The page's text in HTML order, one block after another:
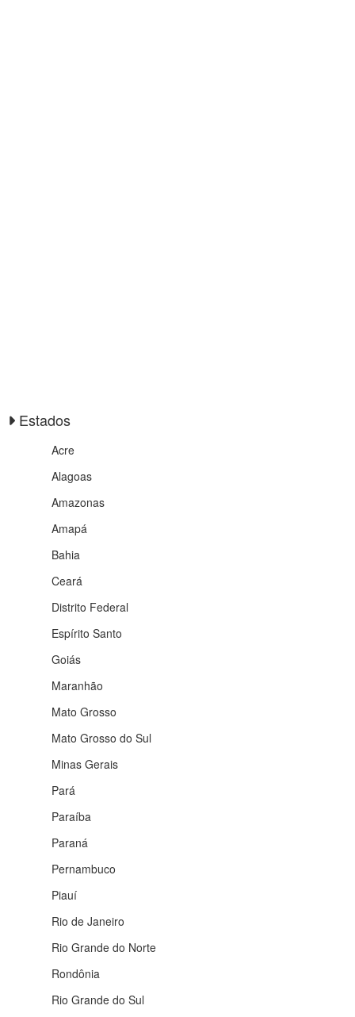
Estados
Acre
Alagoas
Amazonas
Amapá
Bahia
Ceará
Distrito Federal
Espírito Santo
Goiás
Maranhão
Mato Grosso
Mato Grosso do Sul
Minas Gerais
Pará
Paraíba
Paraná
Pernambuco
Piauí
Rio de Janeiro
Rio Grande do Norte
Rondônia
Rio Grande do Sul